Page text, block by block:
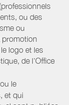
ou des
ou
promotion
logo et les
de l’Office
le
et qui